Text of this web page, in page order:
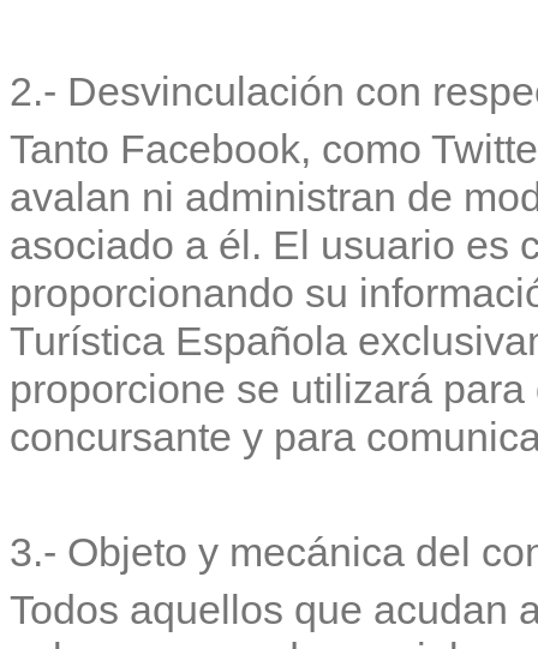
2.- Desvinculación con
Tanto Facebook, como
avalan ni administran de
asociado a él. El usuario es
proporcionando su
Turística Española
proporcione se utilizará
concursante y para
3.- Objeto y mecánica del
Todos aquellos que acudan